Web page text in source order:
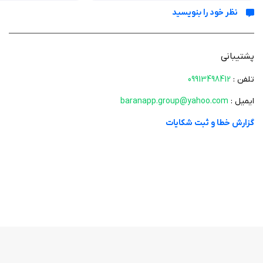
نرم‌افزار
افزودن مطالب مورد علاقه به لیست علاقه‌مندی‌ها
تغییر اندازه قلم
رفتن به مطلب بعدی یا قبلی با یک کلیک
فتوشاپ یکی از قدرتمندترین نرم‌افزارهای ویرایش تصویر است که توسط شرکت
نظر خود را بنویسید
پشتیبانی
تلفن : 09913498412
ایمیل : baranapp.group@yahoo.com
گزارش خطا و ثبت شکایات